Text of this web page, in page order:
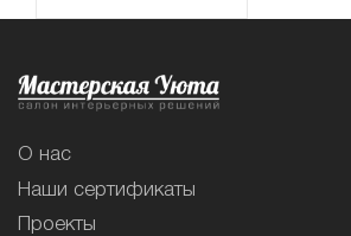
О нас
Наши сертификаты
Проекты